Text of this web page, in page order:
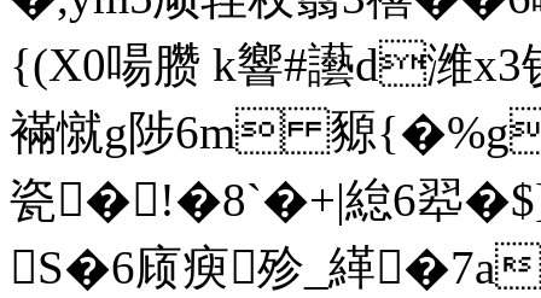
{(X0啺臜 k響#讛d潍
襔憱g陟6m 豲
瓷�!�8`�+|緿6翆
S�6庼瘐殄_緙�7a